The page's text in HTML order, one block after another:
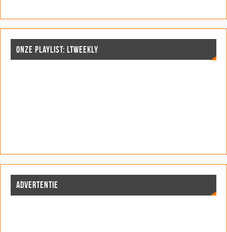
ONZE PLAYLIST: LTWEEKLY
ADVERTENTIE